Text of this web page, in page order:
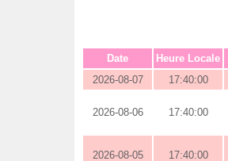
Date Heure Locale
2026-08-07
17:40:00
2026-08-06 17:40:00
2026-08-05 17:40:00